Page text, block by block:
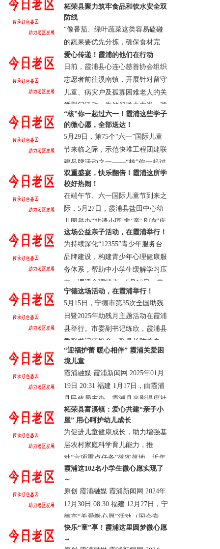
柘荣县聚力筑牢食品和饮水安全双
防线
“像番茄、绿叶蔬菜这类容易磕碰
的蔬果要优先分拣，确保食材完
好。”每日清晨，在柘荣县第一中
学食堂，食材验收环节严谨有序，
工作人员边分拣边介绍。后厨内，
色标管理的砧......
· 柘荣县 · 浏览：792 · 评论0 · 2025-09-28
17:14:15.0
爱心传递！霞浦的他们在行动
日前，霞浦县心连心慈善协会组织
志愿者前往溪南镇，开展针对留守
儿童、病灾户及孤寡困难老人的关
爱慰问活动，为他们送去大米、鸡
蛋、面条、牛奶等生活物资和慰问
· 霞浦县 · 浏览：2236 · 评论0 · 2025-07-
24 20:23:14.0
“核”你一起过六一！霞浦这些学子
的微心愿，全部送达！
5月29日，第75个“六一”国际儿童
节来临之际，示范快堆工程团建联
建品牌活动之一——“核”你一起过
六一暨“核力筑梦”微心愿活动，在
霞浦县北壁中心小学温暖举办。
来......
· 霞浦县 · 浏览：26373 · 评论0
· 2025-05-
30 21:48:07.0
双重盛宴，快乐翻倍！霞浦这所学
校好热闹！
在端午节、六一国际儿童节到来之
际，5月27日，霞浦县盐田中心幼
儿园举办“非遗小匠 非‘童’凡响”庆
双节活动，将非遗文化与儿童节相
结合，通过非遗项目现场贩卖、体
验......
29 19:16:21.0
这场公益亲子活动，在霞浦举行！
为持续深化“12355”青少年服务台
品牌建设，构建青少年心理健康服
务体系，帮助中小学生缓解学习压
力、调适心理状态，5月17日，共
青团霞浦县委联合霞浦县未成年人
校......
· 霞浦县 · 浏览：26949 · 评论0
· 2025-05-
18 20:14:45.0
宁德这场活动，在霞浦举行！
5月15日，宁德市第35次全国助残
日暨2025年助残月主题活动在霞浦
县举行。市委副书记练欣，霞浦县
委副书记伍银多、副县长陆鸣参
加。 活动现场举行了启动仪式......
· 霞浦县 · 浏览：27031 · 评论0 · 2025-05-
16 19:36:07.0
“迎福护蕾 暖心相伴” 霞浦关爱困
境儿童
霞浦融媒 霞浦新闻网 2025年01月
19日 20:31 福建 1月17日，由霞浦
县民政局主办、霞浦县光影温度社
会服务中心承办的霞浦县“福蕾行
动计划”“暖冬行动......
· 霞浦县 · 浏览：33076 · 评论0
· 2025-01-
19 21:06:09.0
柘荣县富溪镇：爱心共建“亲子小
屋” 用心呵护幼儿成长
为促进儿童健康成长，助力增强基
层农村家庭科学育儿能力，推
动“六项重点任务”落实落地，近年
来，富溪镇紧扣“两个强化”、坚
务需求，全......
· 柘荣县 · 浏览：33786 · 评论0 · 2024-12-
31 18:34:22.0
霞浦这102名小学生微心愿实现了
～
原创 霞浦融媒 霞浦新闻网 2024年
12月30日 08:30 福建 12月27日，宁
德市“关爱微心愿”活动（国企专
场）在霞浦县大京小学举行，为该
校的102名小......
快乐“童”享！霞浦这里圆梦微心愿
→